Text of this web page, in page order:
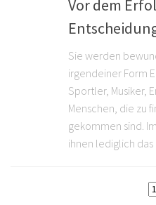
Vor dem
Sie werden
irgendeiner Form
Sportler, Musiker,
Menschen, die zu
gekommen sind.
ihnen lediglich das